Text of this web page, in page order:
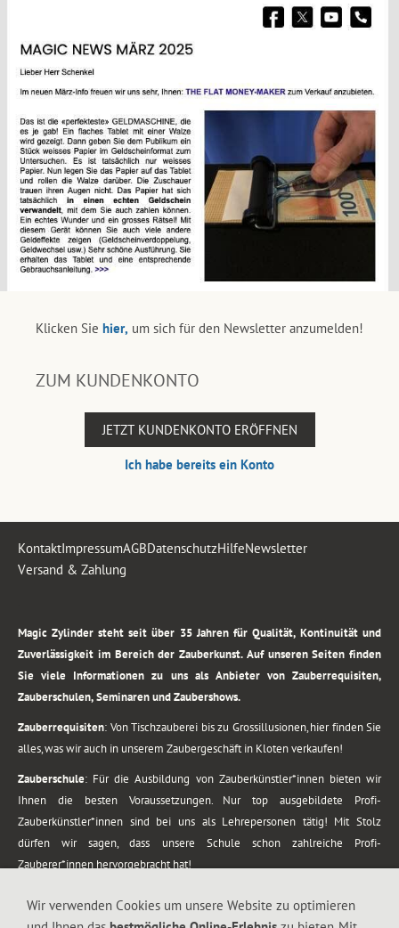
Klicken Sie hier, um sich für den Newsletter anzumelden!
ZUM KUNDENKONTO
JETZT KUNDENKONTO ERÖFFNEN
Ich habe bereits ein Konto
KontaktImpressumAGBDatenschutzHilfeNewsletter
Versand & Zahlung
Magic Zylinder steht seit über 35 Jahren für Qualität, Kontinuität und
Zuverlässigkeit im Bereich der Zauberkunst. Auf unseren Seiten finden
Sie viele Informationen zu uns als Anbieter von Zauberrequisiten,
Zauberschulen, Seminaren und Zaubershows.
Zauberrequisiten: Von Tischzauberei bis zu Grossillusionen, hier finden Sie
alles, was wir auch in unserem Zaubergeschäft in Kloten verkaufen!
Zauberschule: Für die Ausbildung von Zauberkünstler*innen bieten wir
Ihnen die besten Voraussetzungen. Nur top ausgebildete Profi-
Zauberkünstler*innen sind bei uns als Lehrepersonen tätig! Mit Stolz
dürfen wir sagen, dass unsere Schule schon zahlreiche Profi-
Zauberer*innen hervorgebracht hat!
vom Kinderprogramm bis zur Tischzauberei. Lassen Sie sich faszinieren von
Wir verwenden Cookies um unsere Website zu optimieren